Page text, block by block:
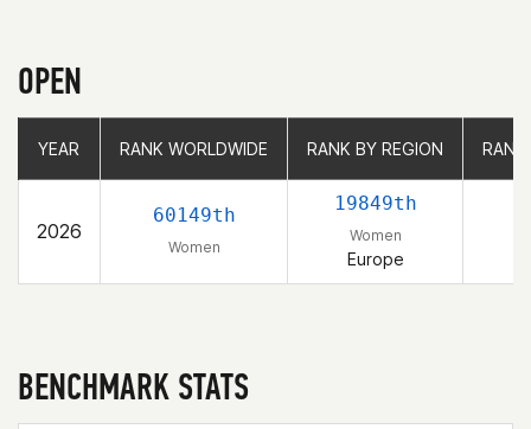
OPEN
YEAR RANK WORLDWIDE RANK BY REGION
2026
60149th
Women
19849th
Women
Europe
YEAR RANK WORLDWIDE RANK BY REGION
BENCHMARK STATS